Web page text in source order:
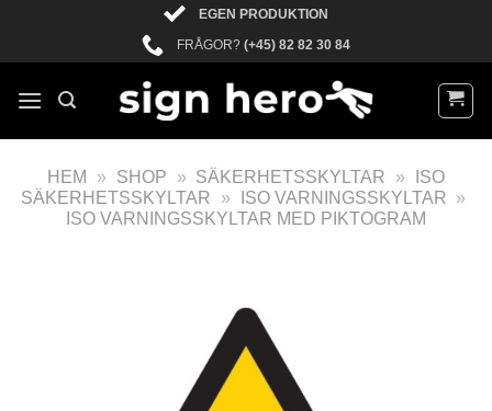
EGEN PRODUKTION
FRÅGOR? (+45) 82 82 30 84
HEM » SHOP » SÄKERHETSSKYLTAR »
ISO
SÄKERHETSSKYLTAR
» ISO VARNINGSSKYLTAR »
ISO VARNINGSSKYLTAR MED PIKTOGRAM